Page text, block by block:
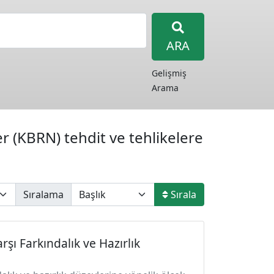
ARA
Gelişmiş
Arama
(KBRN) tehdit ve tehlikelere
Sıralama Sırala
Farkındalık ve Hazırlık